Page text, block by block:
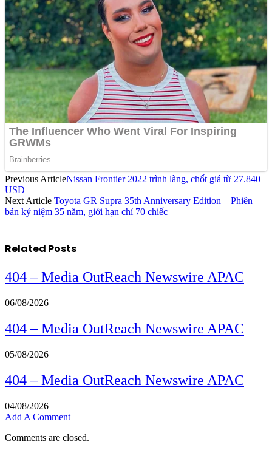
Previous ArticleNissan Frontier 2022 trình làng, chốt giá từ 27.840
USD
Next Article Toyota GR Supra 35th Anniversary Edition – Phiên
bản kỷ niệm 35 năm, giới hạn chỉ 70 chiếc
Related Posts
404 – Media OutReach Newswire APAC
06/08/2026
404 – Media OutReach Newswire APAC
05/08/2026
404 – Media OutReach Newswire APAC
04/08/2026
Add A Comment
Comments are closed.